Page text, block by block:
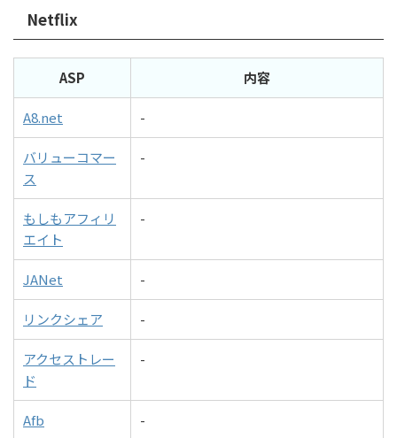
Netflix
ASP 内容
A8.net -
バリューコマー
ス
-
もしもアフィリ
エイト
-
JANet -
リンクシェア -
アクセストレー
ド
-
Afb -